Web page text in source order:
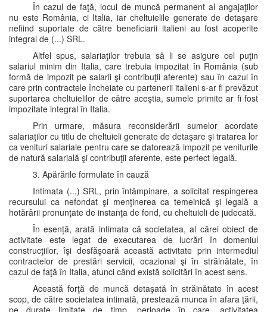
În cazul de faţă, locul de muncă permanent al angajaţilor
nu este România, ci Italia, iar cheltuielile generate de detaşare
nefiind suportate de către beneficiarii italieni au fost acoperite
integral de (...) SRL.
Altfel spus, salariaţilor trebuia să li se asigure cel puţin
salariul minim din Italia, care trebuia impozitat în România (sub
formă de impozit pe salarii şi contribuţii aferente) sau în cazul în
care prin contractele încheiate cu partenerii italieni s-ar fi prevăzut
suportarea cheltuielilor de către aceştia, sumele primite ar fi fost
impozitate integral în Italia.
Prin urmare, măsura reconsiderării sumelor acordate
salariaţilor cu titlu de cheltuieli generate de detaşare şi tratarea lor
ca venituri salariale pentru care se datorează impozit pe veniturile
de natură salarială şi contribuţii aferente, este perfect legală.
3. Apărările formulate în cauză
Intimata (...) SRL, prin întâmpinare, a solicitat respingerea
recursului ca nefondat şi menţinerea ca temeinică şi legală a
hotărârii pronunţate de instanţa de fond, cu cheltuieli de judecată.
În esență, arată intimata că societatea, al cărei obiect de
activitate este legat de executarea de lucrări în domeniul
construcţiilor, îşi desfăşoară această activitate prin intermediul
contractelor de prestări servicii, ocazional şi în străinătate, în
cazul de faţă în Italia, atunci când există solicitări în acest sens.
Această forţă de muncă detaşată în străinătate în acest
scop, de către societatea intimată, prestează munca în afara ţării,
pe durate limitate de timp, perioade în care, activitatea